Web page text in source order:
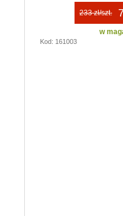
233 zł/szt.
w
Kod: 161003